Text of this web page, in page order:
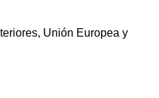
Unión Europea y